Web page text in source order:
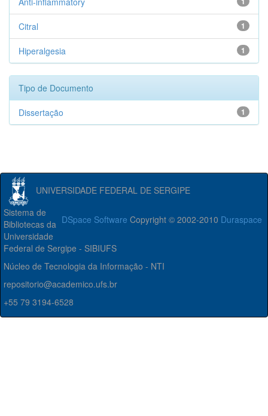
1
Citral
1
Hiperalgesia
Tipo de Documento
1
Dissertação
UNIVERSIDADE FEDERAL DE SERGIPE
DSpace Software Copyright © 2002-2010 Duraspace
Sistema de
Bibliotecas da
Universidade
Federal de Sergipe - SIBIUFS
Núcleo de Tecnologia da Informação - NTI
repositorio@academico.ufs.br
+55 79 3194-6528